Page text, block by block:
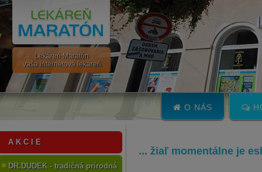
Lekáreň Maratón
Vaša internetová lekáreň
O NÁS
A K C I E
DR.DUDEK - tradičná prírodná
... žiaľ momentálne je